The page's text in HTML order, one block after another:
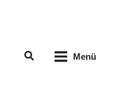
Suchen Menü